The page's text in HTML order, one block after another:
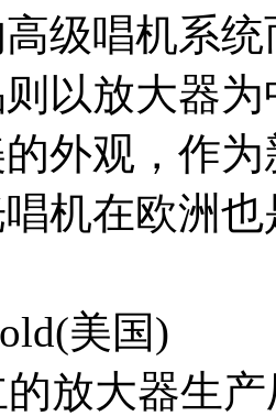
级唱机系
以放大器
外观，作
机在欧洲
美国)
的放大器生